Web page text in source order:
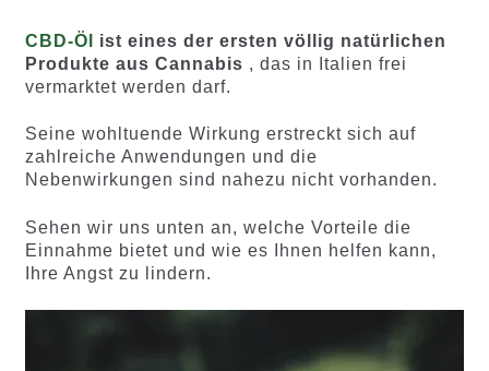
ewertung
en
gen
CBD-Öl
ist eines der ersten völlig natürlichen
Produkte aus Cannabis , das in Italien frei
vermarktet werden darf.
Seine wohltuende Wirkung erstreckt sich auf
zahlreiche Anwendungen und die
Nebenwirkungen sind nahezu nicht vorhanden.
Sehen wir uns unten an, welche Vorteile die
Einnahme bietet und wie es Ihnen helfen kann,
Ihre Angst zu lindern.